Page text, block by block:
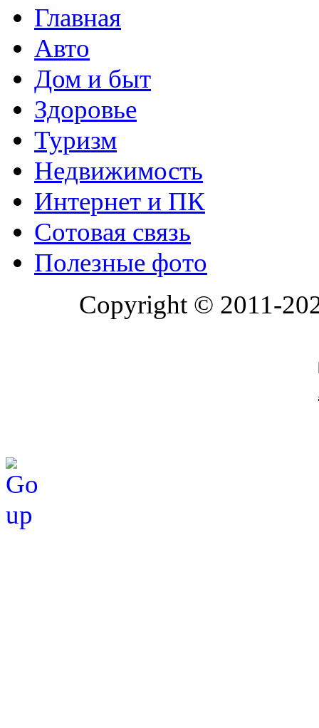
Главная
Авто
Дом и быт
Здоровье
Туризм
Недвижимость
Интернет и ПК
Сотовая связь
Полезные фото
Copyright © 2011-